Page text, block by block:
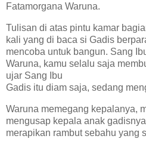
Fatamorgana Waruna.
Tulisan di atas pintu kamar
kali yang di baca si Gadis
mencoba untuk bangun. Sang
Waruna, kamu selalu saja
ujar Sang Ibu
Gadis itu diam saja, sedang
Waruna memegang kepalanya,
mengusap kepala anak
merapikan rambut sebahu yang